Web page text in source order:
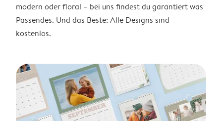
modern oder floral – bei uns findest du garantiert was
Passendes. Und das Beste: Alle Designs sind
kostenlos.